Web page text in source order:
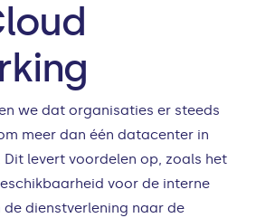
we dat organisaties er steeds
meer dan één datacenter in
levert voordelen op, zoals het
voor de interne
dienstverlening naar de